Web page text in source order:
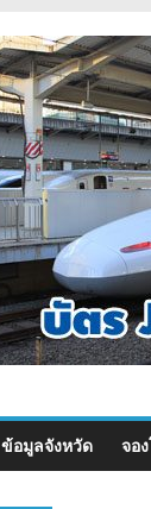
ข้อมูลจังหวัด จอ